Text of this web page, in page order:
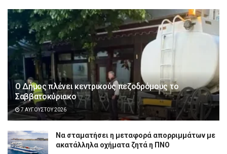
Ο Δήμος πλένει κεντρικούς πεζοδρόμους το
Σαββατοκύριακο
7 ΑΥΓΟΎΣΤΟΥ 2026
Να σταματήσει η μεταφορά απορριμμάτων με
ακατάλληλα οχήματα ζητά η ΠΝΟ